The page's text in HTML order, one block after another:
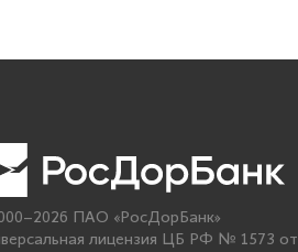
ПАО «РосДорБанк»
лицензия ЦБ РФ № 1573 от